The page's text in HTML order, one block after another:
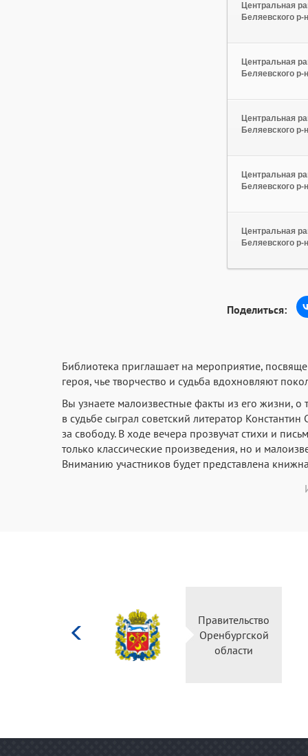
Центральная
Беляевского р-
Центральная
Беляевского р-
Центральная
Беляевского р-
Центральная
Беляевского р-
Центральная
Беляевского р-
Поделиться:
Библиотека приглашает на мероприятие,
героя, чье творчество и судьба вдохновляют
Вы узнаете малоизвестные факты из его жизни,
в судьбе сыграл советский литератор
за свободу. В ходе вечера прозвучат стихи и
только классические произведения, но и
Вниманию участников будет представлена
Правительство
Оренбургской
области